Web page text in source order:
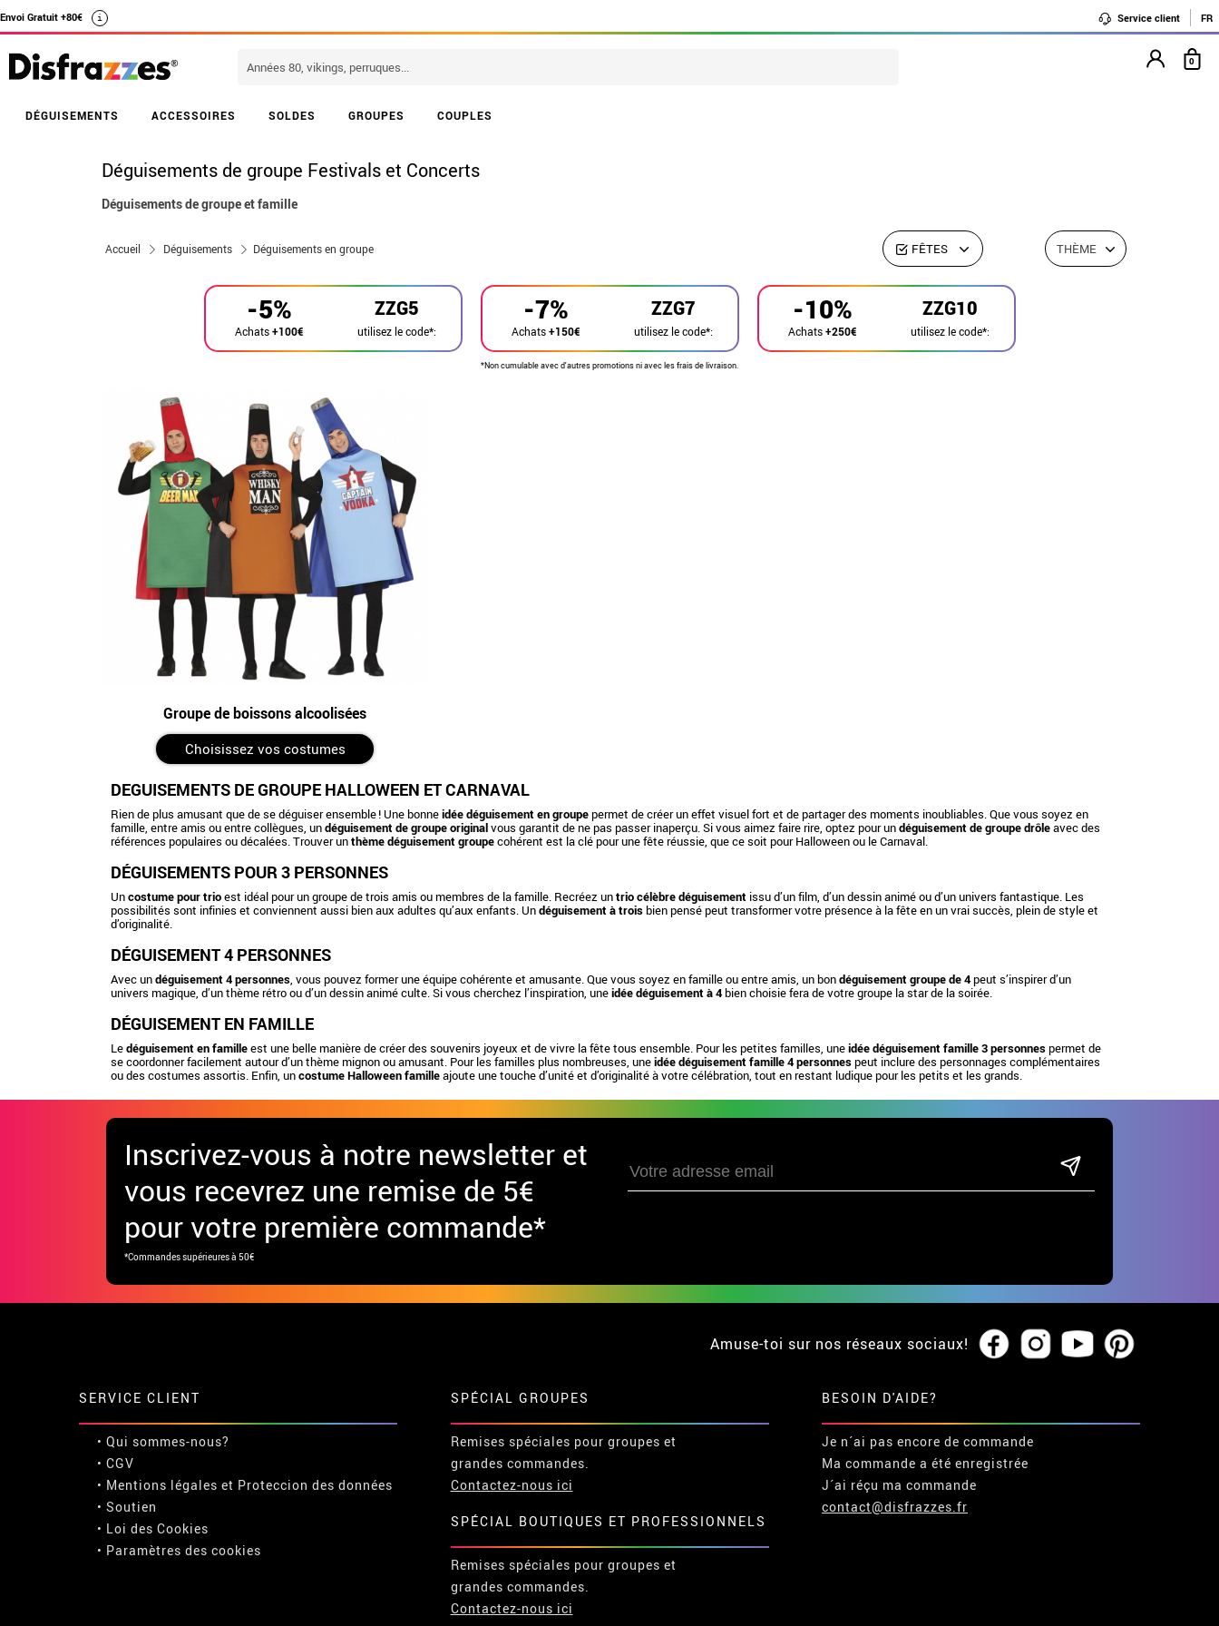
Envoi Gratuit +80€ i Service client FR
DÉGUISEMENTS ACCESSOIRES SOLDES GROUPES COUPLES
0
Déguisements de groupe Festivals et Concerts
Déguisements de groupe et famille
Accueil Déguisements Déguisements en groupe FÊTES THÈME
-5%
Achats+100€
ZZG5
utilisez le code*:
-7%
Achats+150€
ZZG7
utilisez le code*:
-10%
Achats+250€
ZZG10
utilisez le code*:
*Non cumulable avec d'autres promotions ni avec les frais de livraison.
Groupe de boissons alcoolisées
Choisissez vos costumes
DÉGUISEMENTS DE GROUPE HALLOWEEN ET CARNAVAL
Rien de plus amusant que de se déguiser ensemble ! Une bonneidée déguisement en groupepermet de créer un effet visuel fort et de partager des moments inoubliables. Que vous soyez en
famille, entre amis ou entre collègues, undéguisement de groupe originalvous garantit de ne pas passer inaperçu. Si vous aimez faire rire, optez pour undéguisement de groupe drôleavec des
références populaires ou décalées. Trouver unthème déguisement groupecohérent est la clé pour une fête réussie, que ce soit pour Halloween ou le Carnaval.
DÉGUISEMENTS POUR 3 PERSONNES
Uncostume pour trioest idéal pour un groupe de trois amis ou membres de la famille. Recréez untrio célèbre déguisement issu d’un film, d’un dessin animé ou d’un univers fantastique. Les
possibilités sont infinies et conviennent aussi bien aux adultes qu’aux enfants. Undéguisement à troisbien pensé peut transformer votre présence à la fête en un vrai succès, plein de style et
d’originalité.
DÉGUISEMENT 4 PERSONNES
Avec undéguisement 4 personnes , vous pouvez former une équipe cohérente et amusante. Que vous soyez en famille ou entre amis, un bondéguisement groupe de 4peut s’inspirer d’un
univers magique, d’un thème rétro ou d’un dessin animé culte. Si vous cherchez l’inspiration, uneidée déguisement à 4bien choisie fera de votre groupe la star de la soirée.
DÉGUISEMENT EN FAMILLE
Ledéguisement en familleest une belle manière de créer des souvenirs joyeux et de vivre la fête tous ensemble. Pour les petites familles, uneidée déguisement famille 3 personnespermet de
se coordonner facilement autour d’un thème mignon ou amusant. Pour les familles plus nombreuses, uneidée déguisement famille 4 personnespeut inclure des personnages complémentaires
ou des costumes assortis. Enfin, uncostume Halloween familleajoute une touche d’unité et d’originalité à votre célébration, tout en restant ludique pour les petits et les grands.
Inscrivez-vous à notre newsletter et
vous recevrez une remise de 5€
pour votre première commande*
*Commandes supérieures à 50€
Amuse-toi sur nos réseaux sociaux!
SERVICE CLIENT
• Qui sommes-nous?
• CGV
• Mentions légales et Proteccion des données
• Soutien
• Loi des Cookies
• Paramètres des cookies
SPÉCIAL GROUPES
Remises spéciales pour groupes et
grandes commandes.
Contactez-nous ici
SPÉCIAL BOUTIQUES ET PROFESSIONNELS
Remises spéciales pour groupes et
grandes commandes.
Contactez-nous ici
BESOIN D'AIDE?
Je n´ai pas encore de commande
Ma commande a été enregistrée
J´ai réçu ma commande
contact@disfrazzes.fr